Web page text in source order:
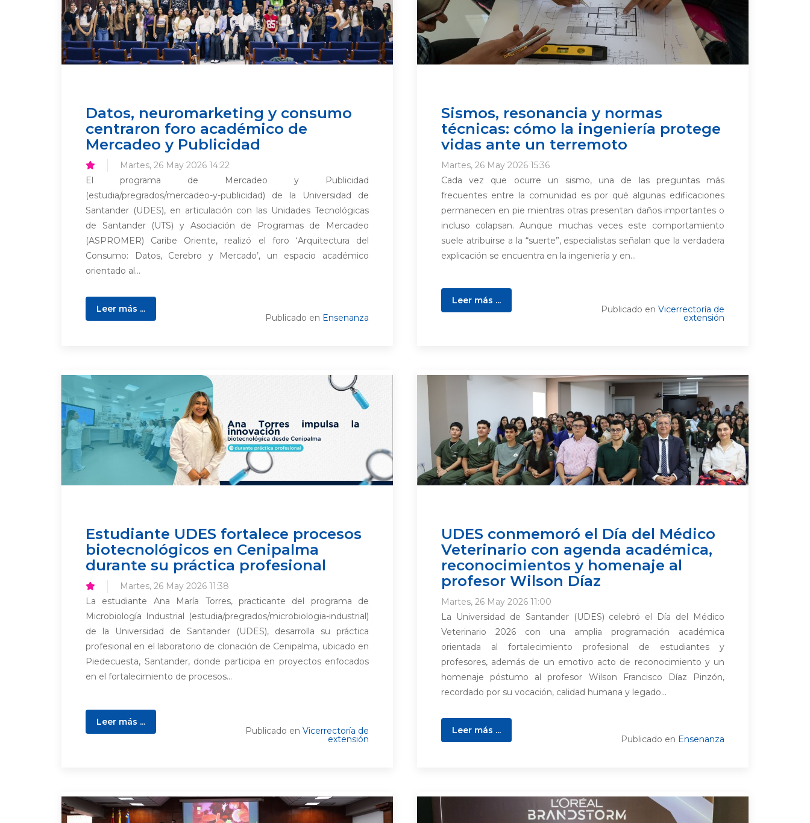
Datos, neuromarketing y consumo
centraron foro académico de
Mercadeo y Publicidad
Martes, 26 May 2026 14:22
El programa de Mercadeo y Publicidad
(estudia/pregrados/mercadeo-y-publicidad) de la Universidad de
Santander (UDES), en articulación con las Unidades Tecnológicas
de Santander (UTS) y Asociación de Programas de Mercadeo
(ASPROMER) Caribe Oriente, realizó el foro ‘Arquitectura del
Consumo: Datos, Cerebro y Mercado’, un espacio académico
orientado al...
Leer más ...
Publicado en Ensenanza
Sismos, resonancia y normas
técnicas: cómo la ingeniería protege
vidas ante un terremoto
Martes, 26 May 2026 15:36
Cada vez que ocurre un sismo, una de las preguntas más
frecuentes entre la comunidad es por qué algunas edificaciones
permanecen en pie mientras otras presentan daños importantes o
incluso colapsan. Aunque muchas veces este comportamiento
suele atribuirse a la “suerte”, especialistas señalan que la verdadera
explicación se encuentra en la ingeniería y en...
Leer más ...
Publicado en Vicerrectoría de
extensión
Estudiante UDES fortalece procesos
biotecnológicos en Cenipalma
durante su práctica profesional
Martes, 26 May 2026 11:38
La estudiante Ana María Torres, practicante del programa de
Microbiología Industrial (estudia/pregrados/microbiologia-industrial)
de la Universidad de Santander (UDES), desarrolla su práctica
profesional en el laboratorio de clonación de Cenipalma, ubicado en
Piedecuesta, Santander, donde participa en proyectos enfocados
en el fortalecimiento de procesos...
Leer más ...
Publicado en Vicerrectoría de
extensión
UDES conmemoró el Día del Médico
Veterinario con agenda académica,
reconocimientos y homenaje al
profesor Wilson Díaz
Martes, 26 May 2026 11:00
La Universidad de Santander (UDES) celebró el Día del Médico
Veterinario 2026 con una amplia programación académica
orientada al fortalecimiento profesional de estudiantes y
profesores, además de un emotivo acto de reconocimiento y un
homenaje póstumo al profesor Wilson Francisco Díaz Pinzón,
recordado por su vocación, calidad humana y legado...
Leer más ...
Publicado en Ensenanza